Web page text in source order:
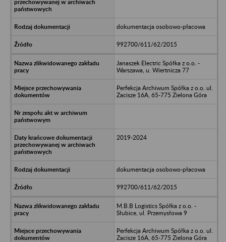
dokumentacja osobowo-płacowa
992700/611/62/2015
Janaszek Electric Spółka z o.o. -
Warszawa, u. Wiertnicza 77
Perfekcja Archiwum Spółka z o.o. ul.
Zacisze 16A, 65-775 Zielona Góra
2019-2024
dokumentacja osobowo-płacowa
992700/611/62/2015
M.B.B Logistics Spółka z o.o. -
Słubice, ul. Przemysłowa 9
Perfekcja Archiwum Spółka z o.o. ul.
Zacisze 16A, 65-775 Zielona Góra